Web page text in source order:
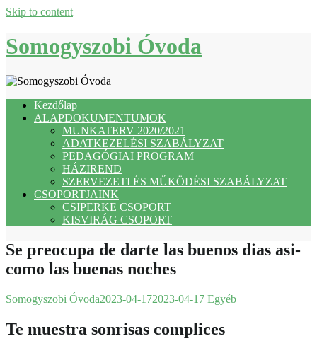
Skip to content
Somogyszobi Óvoda
Kezdőlap
ALAPDOKUMENTUMOK
MUNKATERV 2020/2021
ADATKEZELÉSI SZABÁLYZAT
PEDAGÓGIAI PROGRAM
HÁZIREND
SZERVEZETI ÉS MŰKÖDÉSI SZABÁLYZAT
CSOPORTJAINK
CSIPERKE CSOPORT
KISVIRÁG CSOPORT
Se preocupa de darte las buenos dias asi­
como las buenas noches
Somogyszobi Óvoda2023-04-172023-04-17 Egyéb
Te muestra sonrisas complices